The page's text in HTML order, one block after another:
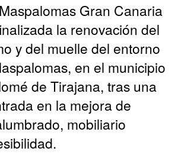
Gran Canaria
la renovación del
y del muelle del entorno
en el municipio
de Tirajana, tras una
en la mejora de
mobiliario